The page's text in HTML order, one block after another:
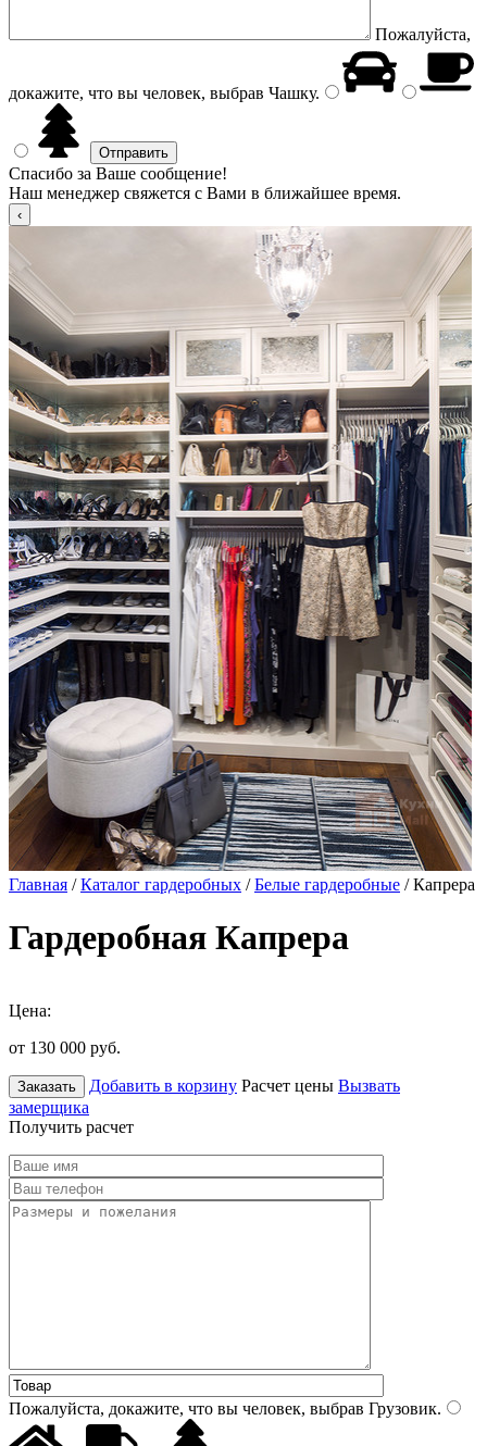
Пожалуйста,
докажите, что вы человек, выбрав Чашку.
Спасибо за Ваше сообщение!
Наш менеджер свяжется с Вами в ближайшее время.
Главная /Каталог гардеробных /Белые гардеробные / Капрера
Гардеробная Капрера
Цена:
от 130 000 руб.
Заказать Добавить в корзину Расчет цены Вызвать
замерщика
Получить расчет
Пожалуйста, докажите, что вы человек, выбрав Грузовик.